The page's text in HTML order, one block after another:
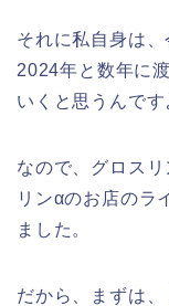
それに私自身は
2024年と数年に
いくと思うんです
なので、グロス
リンαのお店のラ
ました。
だから、まずは